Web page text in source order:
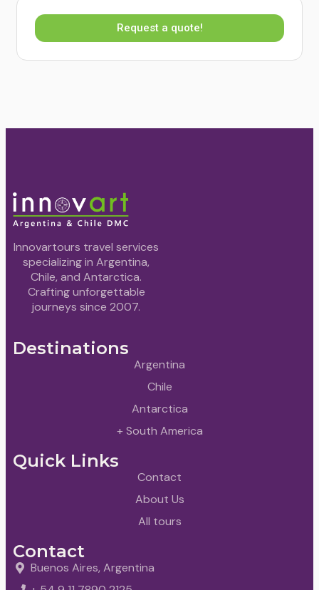
Request a quote!
Innovartours travel services
specializing in Argentina,
Chile, and Antarctica.
Crafting unforgettable
journeys since 2007.
Destinations
Argentina
Chile
Antarctica
+ South America
Quick Links
Contact
About Us
All tours
Contact
Buenos Aires, Argentina